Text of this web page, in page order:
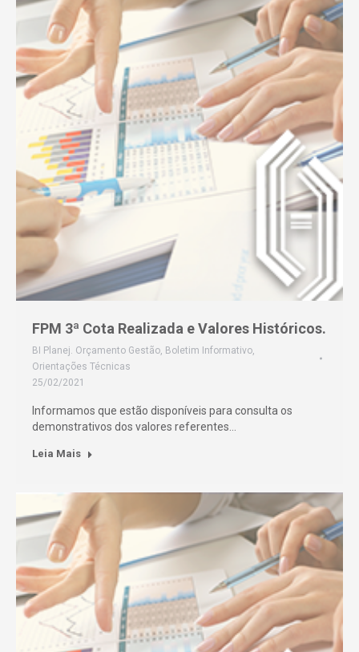
FPM 3ª Cota Realizada e Valores Históricos.
BI Planej. Orçamento Gestão, Boletim Informativo,
Orientações Técnicas
25/02/2021
Informamos que estão disponíveis para consulta os
demonstrativos dos valores referentes…
Leia Mais